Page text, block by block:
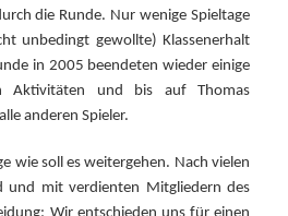
die Runde. Nur wenige Spieltage
unbedingt gewollte) Klassenerhalt
in 2005 beendeten wieder einige
Aktivitäten und bis auf Thomas
anderen Spieler.
wie soll es weitergehen. Nach vielen
und mit verdienten Mitgliedern des